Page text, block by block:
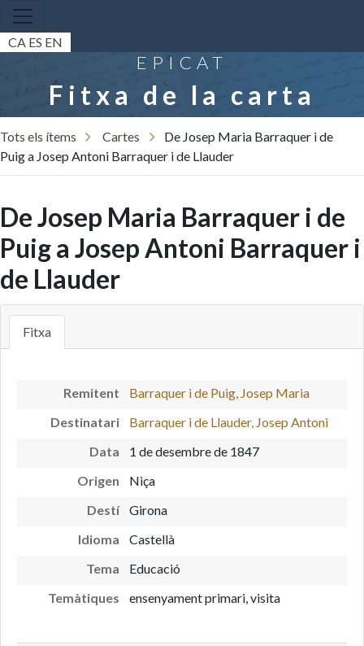
CA ES EN
EPICAT
Fitxa de la carta
Tots els ítems Cartes
De Josep Maria Barraquer i de
Puig a Josep Antoni Barraquer i de Llauder
De Josep Maria Barraquer i de
Puig a Josep Antoni Barraquer i
de Llauder
Fitxa
Remitent
Barraquer i de Puig, Josep Maria
Destinatari
Barraquer i de Llauder, Josep Antoni
Data
1 de desembre de 1847
Origen
Niça
Destí
Girona
Idioma
Castellà
Tema
Educació
Temàtiques
ensenyament primari, visita